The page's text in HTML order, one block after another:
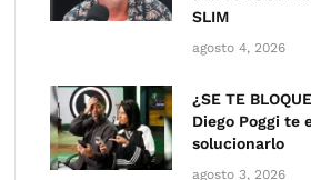
SLIM
agosto 4, 2026
¿SE TE
Diego Poggi te
solucionarlo
agosto 3, 2026